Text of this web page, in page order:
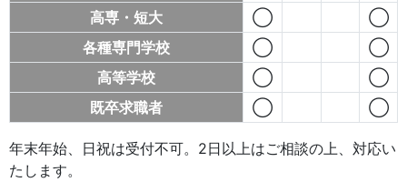
高専・短大
◯
◯
各種専門学校
◯
◯
高等学校
◯
◯
既卒求職者
◯ ◯
年末年始、日祝は受付不可。2日以上はご相談の上、対応い
たします。